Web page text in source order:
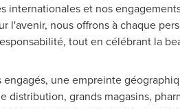
internationales et nos
l'avenir, nous offrons à chaque
tout en célébrant la
une empreinte
distribution, grands magasins,